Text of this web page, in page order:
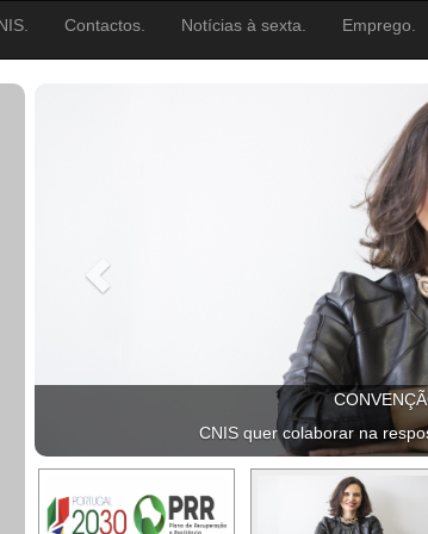
Contactos. Notícias à sexta. Emprego.
CNIS quer colaborar na